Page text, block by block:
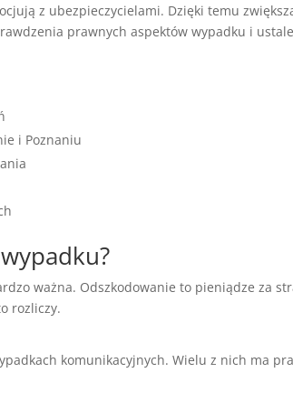
z ubezpieczycielami. Dzięki temu
prawnych aspektów wypadku i
i Poznaniu
ważna. Odszkodowanie to pieniądze za
rozliczy.
komunikacyjnych. Wielu z nich ma